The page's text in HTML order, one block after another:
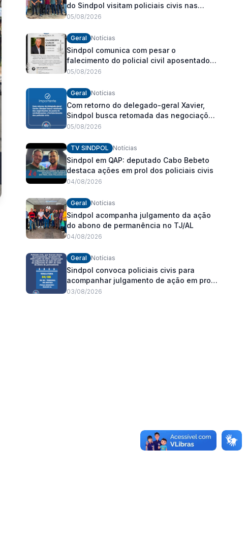
do Sindpol visitam policiais civis nas
delegacias
05/08/2026
Geral Notícias
Sindpol comunica com pesar o
falecimento do policial civil aposentado
Dagoberto Carlos Romeiro
05/08/2026
Geral Notícias
Com retorno do delegado-geral Xavier,
Sindpol busca retomada das negociações
da pauta de reivindicações e
05/08/2026
TV SINDPOL Notícias
Sindpol em QAP: deputado Cabo Bebeto
destaca ações em prol dos policiais civis
04/08/2026
Geral Notícias
Sindpol acompanha julgamento da ação
do abono de permanência no TJ/AL
04/08/2026
Geral Notícias
Sindpol convoca policiais civis para
acompanhar julgamento de ação em prol
do pagamento de 100% do abono de
03/08/2026